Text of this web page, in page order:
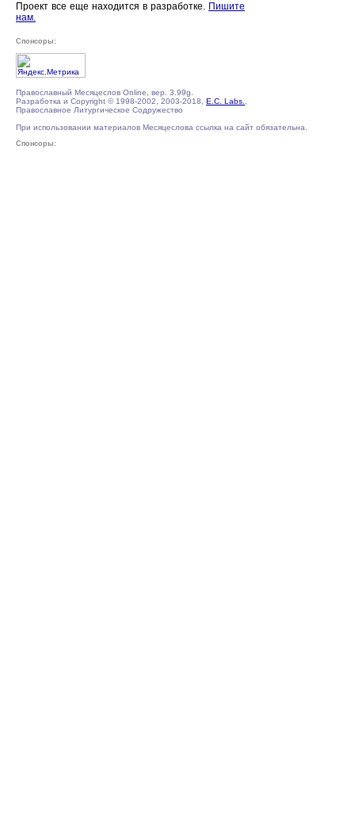
Проект все еще находится в разработке. Пишите
нам.
Спонсоры:
Православный Месяцеслов Online, вер. 3.99g.
Разработка и Copyright © 1998-2002, 2003-2018, E.C. Labs.
Православное Литургическое Содружество
При использовании материалов Месяцеслова ссылка на сайт обязательна.
Спонсоры: